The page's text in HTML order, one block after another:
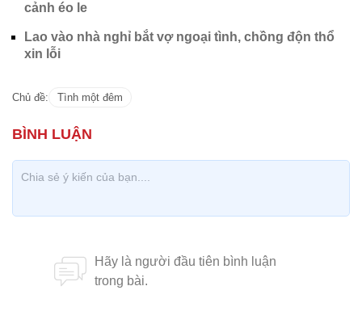
cảnh éo le
Lao vào nhà nghỉ bắt vợ ngoại tình, chồng độn thổ
xin lỗi
Chủ đề: Tình một đêm